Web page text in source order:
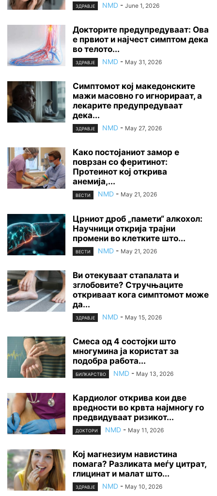
ЗДРАВЈЕ NMD - June 1, 2026
Докторите предупредуваат: Ова
е првиот и најчест симптом дека
во телото...
ЗДРАВЈЕ NMD - May 31, 2026
Симптомот кој македонските
мажи масовно го игнорираат, а
лекарите предупредуваат
дека...
ЗДРАВЈЕ NMD - May 27, 2026
Како постојаниот замор е
поврзан со феритинот:
Протеинот кој открива
анемија,...
ВЕСТИ NMD - May 21, 2026
Црниот дроб „памети“ алкохол:
Научници открија трајни
промени во клетките што...
ВЕСТИ NMD - May 21, 2026
Ви отекуваат стапалата и
зглобовите? Стручњаците
откриваат кога симптомот може
да...
ЗДРАВЈЕ NMD - May 15, 2026
Смеса од 4 состојки што
многумина ја користат за
подобра работа...
БИЛКАРСТВО NMD - May 13, 2026
Кардиолог открива кои две
вредности во крвта најмногу го
предвидуваат ризикот...
ДОКТОРИ NMD - May 11, 2026
Кој магнезиум навистина
помага? Разликата меѓу цитрат,
глицинат и малат што...
ЗДРАВЈЕ NMD - May 10, 2026